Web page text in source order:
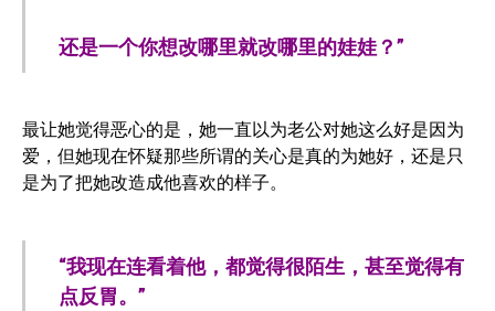
还是一个你想改哪里就改哪里的娃娃？”
最让她觉得恶心的是，她一直以为老公对她这么好是因为
爱，但她现在怀疑那些所谓的关心是真的为她好，还是只
是为了把她改造成他喜欢的样子。
“我现在连看着他，都觉得很陌生，甚至觉得有
点反胃。”